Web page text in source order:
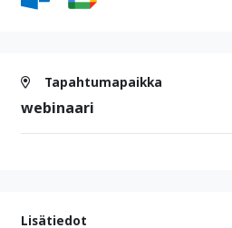
Tapahtumapaikka
webinaari
Lisätiedot